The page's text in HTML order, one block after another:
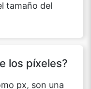
tamaño del
los píxeles?
px, son una